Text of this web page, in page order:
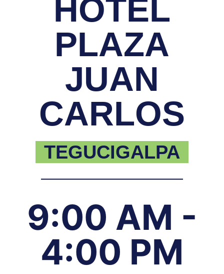
HOTEL
PLAZA
JUAN
CARLOS
TEGUCIGALPA
9:00 AM -
4:00 PM